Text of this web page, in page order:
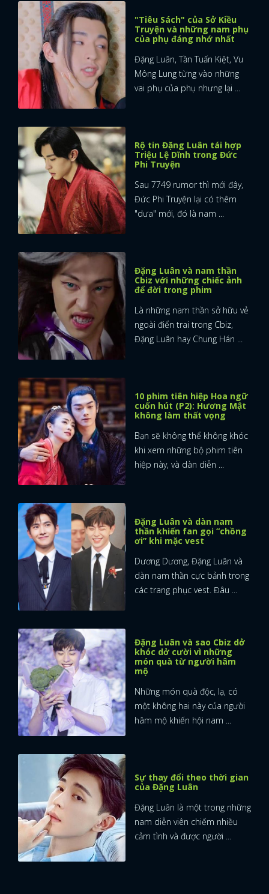
"Tiêu Sách" của Sở Kiều
Truyện và những nam phụ
của phụ đáng nhớ nhất
Đặng Luân, Tần Tuấn Kiệt, Vu
Mông Lung từng vào những
vai phụ của phụ nhưng lại ...
Rộ tin Đặng Luân tái hợp
Triệu Lệ Dĩnh trong Đức
Phi Truyện
Sau 7749 rumor thì mới đây,
Đức Phi Truyện lại có thêm
"dưa" mới, đó là nam ...
Đặng Luân và nam thần
Cbiz với những chiếc ảnh
để đời trong phim
Là những nam thần sở hữu vẻ
ngoài điển trai trong Cbiz,
Đặng Luân hay Chung Hán ...
10 phim tiên hiệp Hoa ngữ
cuốn hút (P2): Hương Mật
không làm thất vọng
Bạn sẽ không thể không khóc
khi xem những bộ phim tiên
hiệp này, và dàn diễn ...
Đặng Luân và dàn nam
thần khiến fan gọi “chồng
ơi” khi mặc vest
Dương Dương, Đặng Luân và
dàn nam thần cực bảnh trong
các trang phục vest. Đâu ...
Đặng Luân và sao Cbiz dở
khóc dở cười vì những
món quà từ người hâm
mộ
Những món quà độc, lạ, có
một không hai này của người
hâm mộ khiến hội nam ...
Sự thay đổi theo thời gian
của Đặng Luân
Đặng Luân là một trong những
nam diễn viên chiếm nhiều
cảm tình và được người ...